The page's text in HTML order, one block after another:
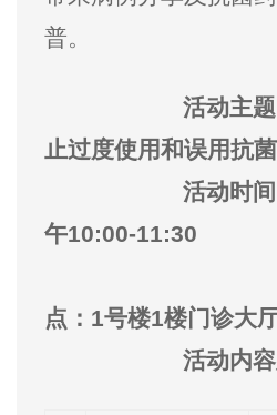
普。
活动主题
止过度使用和误用抗
活动时间
午10:00-11:30
点： 1号楼1楼门诊大
活动内容及